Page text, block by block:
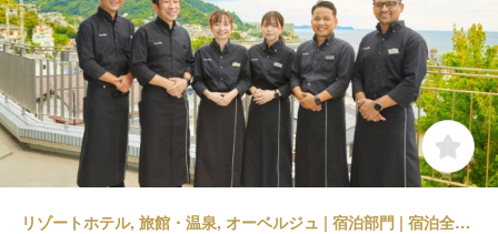
リゾートホテル, 旅館・温泉, オーベルジュ | 宿泊部門 | 宿泊全般 | フォンテーヌ・ブロー 熱海